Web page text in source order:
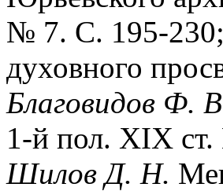
№ 7. С. 195-230;
духовного
Благовидов Ф.
1-й пол. XIX
Шилов Д. Н.